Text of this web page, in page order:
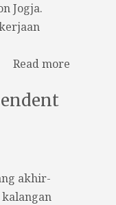
Jogja.
Read more
akhir-